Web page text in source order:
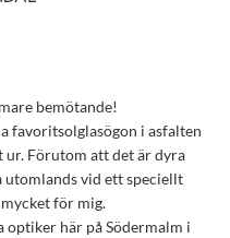
bemötande!
favoritsolglasögon i asfalten
ur. Förutom att det är dyra
utomlands vid ett speciellt
för mig.
här på Södermalm i